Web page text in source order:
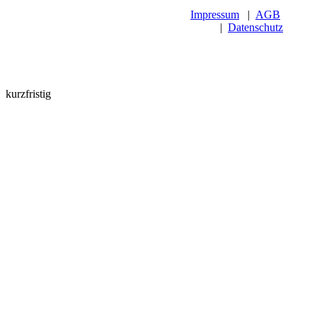
Impressum | AGB
| Datenschutz
kurzfristig